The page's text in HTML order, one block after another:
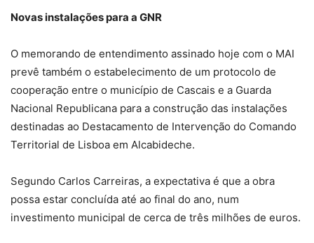
Novas instalações para a GNR
O memorando de entendimento assinado hoje com o MAI
prevê também o estabelecimento de um protocolo de
cooperação entre o município de Cascais e a Guarda
Nacional Republicana para a construção das instalações
destinadas ao Destacamento de Intervenção do Comando
Territorial de Lisboa em Alcabideche.
Segundo Carlos Carreiras, a expectativa é que a obra
possa estar concluída até ao final do ano, num
investimento municipal de cerca de três milhões de euros.